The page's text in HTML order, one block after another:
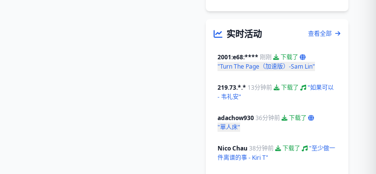
实时活动 查看全部
2001:e68:**** 刚刚
下载了
"Turn The Page（加速版）-Sam Lin"
219.73.*.* 13分钟前 下载了
"如果可以
- 韦礼安"
adachow93036分钟前
下载了
"單人床"
Nico Chau 38分钟前 下载了
"至少做一
件离谱的事 - Kiri T"